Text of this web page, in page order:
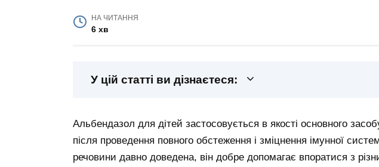
НА ЧИТАННЯ
6 хв
У цій статті ви дізнаєтеся:
Альбендазол для дітей застосовується в якості основного
після проведення повного обстеження і зміцнення імунної
речовини давно доведена, він добре допомагає впоратися з